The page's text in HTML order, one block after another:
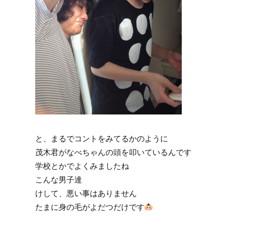
と、まるでコントをみてるかのように
茂木君がなべちゃんの頭を叩いているんです
学校とかでよくみましたね
こんな男子達
けして、悪い事はありません
たまに身の毛がよだつだけです